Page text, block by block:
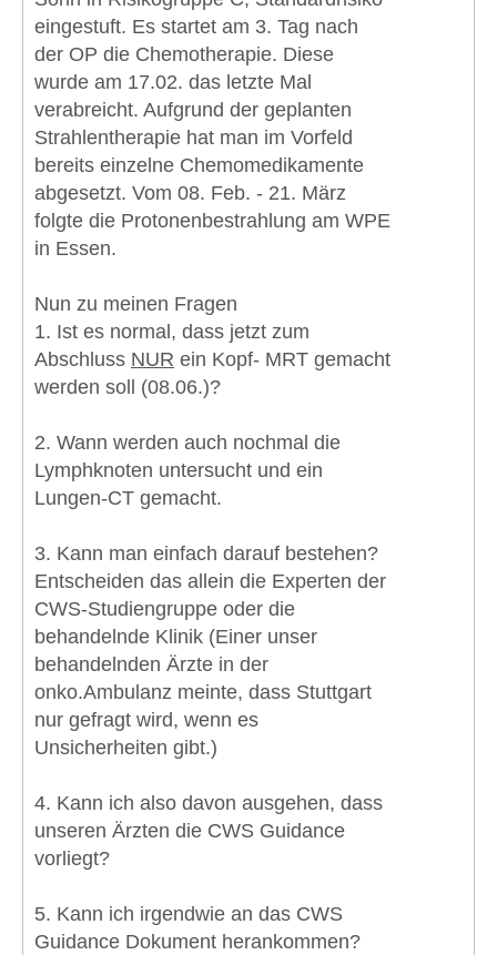
eingestuft. Es startet am 3. Tag nach
der OP die Chemotherapie. Diese
wurde am 17.02. das letzte Mal
verabreicht. Aufgrund der geplanten
Strahlentherapie hat man im Vorfeld
bereits einzelne Chemomedikamente
abgesetzt. Vom 08. Feb. - 21. März
folgte die Protonenbestrahlung am WPE
in Essen.
Nun zu meinen Fragen
1. Ist es normal, dass jetzt zum
Abschluss NUR ein Kopf- MRT gemacht
werden soll (08.06.)?
2. Wann werden auch nochmal die
Lymphknoten untersucht und ein
Lungen-CT gemacht.
3. Kann man einfach darauf bestehen?
Entscheiden das allein die Experten der
CWS-Studiengruppe oder die
behandelnde Klinik (Einer unser
behandelnden Ärzte in der
onko.Ambulanz meinte, dass Stuttgart
nur gefragt wird, wenn es
Unsicherheiten gibt.)
4. Kann ich also davon ausgehen, dass
unseren Ärzten die CWS Guidance
vorliegt?
5. Kann ich irgendwie an das CWS
Guidance Dokument herankommen?